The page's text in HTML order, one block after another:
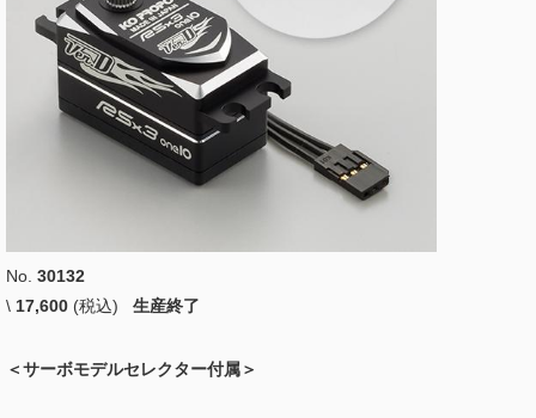
No. 30132
\ 17,600 (税込) 生産終了
＜サーボモデルセレクター付属＞